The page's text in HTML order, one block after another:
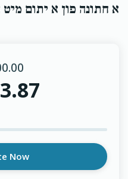
א חתונה פון א יתום
Now